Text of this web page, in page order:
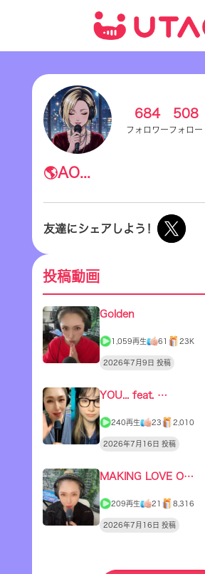
684
フォロワー
508
フォロー
🌎AO...
友達にシェアしよう！
投稿動画
Golden
1,059再生 61 23K
2026年7月9日 投稿
YOU... feat. …
240再生 23 2,010
2026年7月16日 投稿
MAKING LOVE O…
209再生 21 8,316
2026年7月16日 投稿